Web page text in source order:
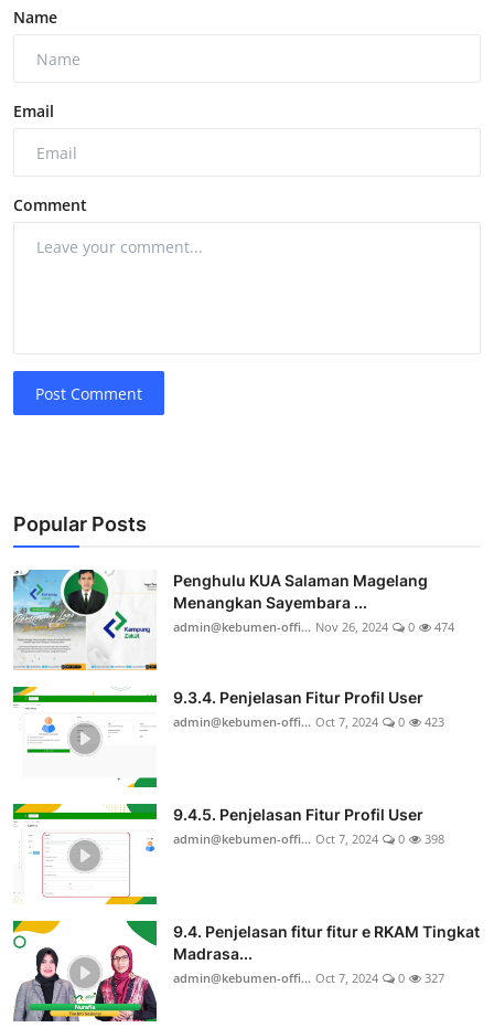
Name
Email
Comment
Post Comment
Popular Posts
Penghulu KUA Salaman Magelang
Menangkan Sayembara ...
admin@kebumen-offi... Nov 26, 2024 0 474
9.3.4. Penjelasan Fitur Profil User
admin@kebumen-offi... Oct 7, 2024 0 423
9.4.5. Penjelasan Fitur Profil User
admin@kebumen-offi... Oct 7, 2024 0 398
9.4. Penjelasan fitur fitur e RKAM Tingkat
Madrasa...
admin@kebumen-offi... Oct 7, 2024 0 327